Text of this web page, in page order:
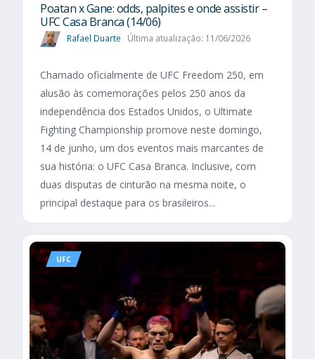
Poatan x Gane: odds, palpites e onde assistir –
UFC Casa Branca (14/06)
Rafael Duarte Última atualização: 11/06/2026
Chamado oficialmente de UFC Freedom 250, em
alusão às comemorações pelos 250 anos da
independência dos Estados Unidos, o Ultimate
Fighting Championship promove neste domingo,
14 de junho, um dos eventos mais marcantes de
sua história: o UFC Casa Branca. Inclusive, com
duas disputas de cinturão na mesma noite, o
principal destaque para os brasileiros...
UFC